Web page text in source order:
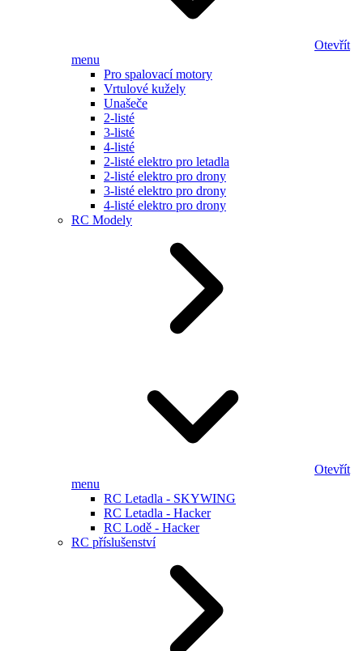
Otevřít
menu
Pro spalovací motory
Vrtulové kužely
Unašeče
2-listé
3-listé
4-listé
2-listé elektro pro letadla
2-listé elektro pro drony
3-listé elektro pro drony
4-listé elektro pro drony
RC Modely
Otevřít
menu
RC Letadla - SKYWING
RC Letadla - Hacker
RC Lodě - Hacker
RC příslušenství